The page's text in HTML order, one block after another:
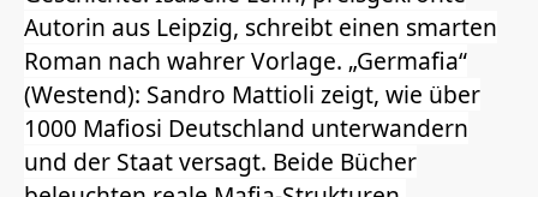
Autorin aus Leipzig, schreibt einen smarten
Roman nach wahrer Vorlage. „Germafia“
(Westend): Sandro Mattioli zeigt, wie über
1000 Mafiosi Deutschland unterwandern
und der Staat versagt. Beide Bücher